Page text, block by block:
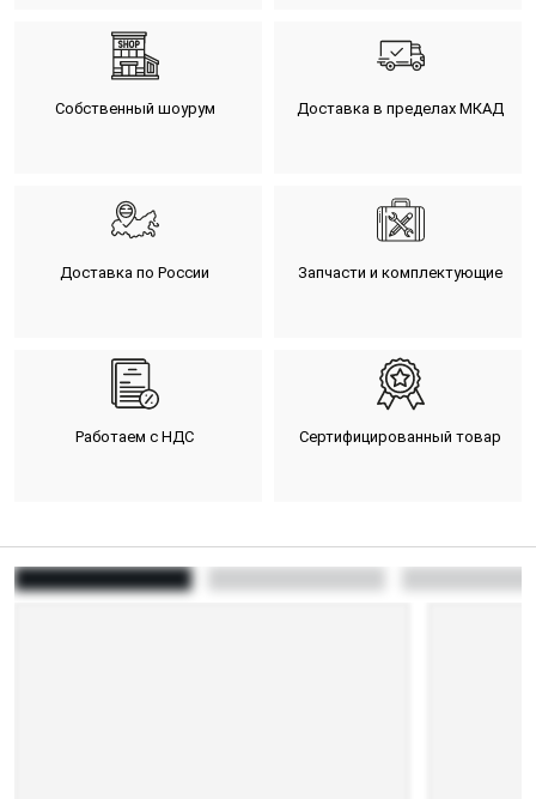
Собственный шоурум Доставка в пределах МКАД
Доставка по России Запчасти и комплектующие
Работаем с НДС Сертифицированный товар